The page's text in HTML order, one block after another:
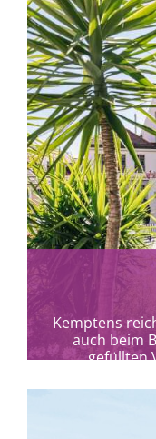
Kemptens
auch beim
gefüllten